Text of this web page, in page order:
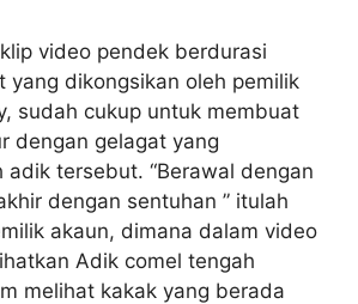
video pendek berdurasi
yang dikongsikan oleh pemilik
sudah cukup untuk membuat
dengan gelagat yang
adik tersebut. “Berawal dengan
dengan sentuhan ” itulah
akaun, dimana dalam video
Adik comel tengah
melihat kakak yang berada